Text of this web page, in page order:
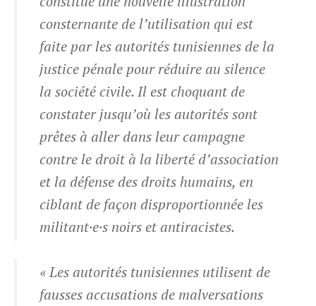
consternante de l’utilisation qui est
faite par les autorités tunisiennes de la
justice pénale pour réduire au silence
la société civile. Il est choquant de
constater jusqu’où les autorités sont
prêtes à aller dans leur campagne
contre le droit à la liberté d’association
et la défense des droits humains, en
ciblant de façon disproportionnée les
militant·e·s noirs et antiracistes.
« Les autorités tunisiennes utilisent de
fausses accusations de malversations